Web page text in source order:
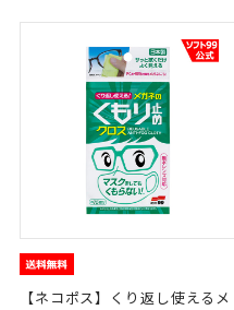
【ネコポス】くり返し使えるメ